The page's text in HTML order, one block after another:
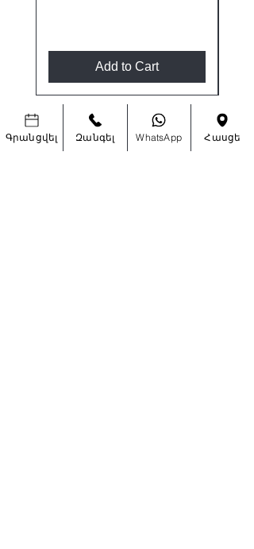
Add to Cart
ԵՂԵՔ ԱՌԱՋԻՆԸ, ՈՎ ԿԻՄԱՆԱ
Գրանցվել Զանգել WhatsApp Հասցե